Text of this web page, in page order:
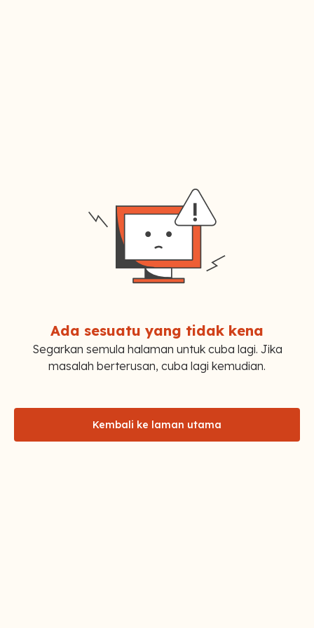
Ada sesuatu yang tidak kena
Segarkan semula halaman untuk cuba lagi. Jika
masalah berterusan, cuba lagi kemudian.
Kembali ke laman utama